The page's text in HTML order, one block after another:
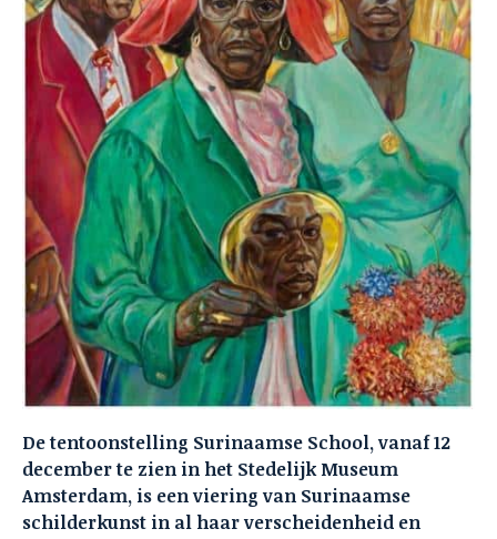
De tentoonstelling Surinaamse School, vanaf 12
december te zien in het Stedelijk Museum
Amsterdam, is een viering van Surinaamse
schilderkunst in al haar verscheidenheid en